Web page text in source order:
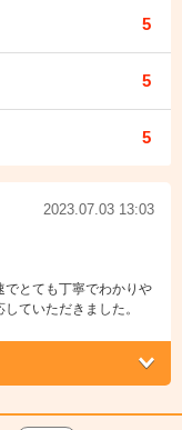
5
5
5
2023.07.03 13:03
とても丁寧でわかりや
ていただきました。